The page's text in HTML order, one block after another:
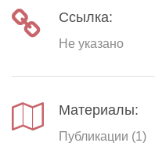
Ссылка:
Не указано
Материалы:
Публикации (1)